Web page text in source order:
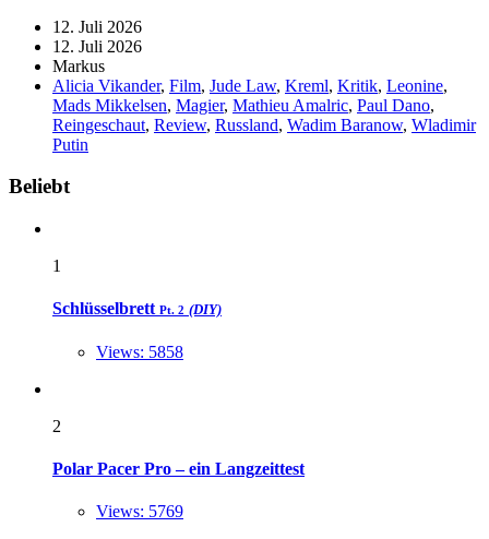
12. Juli 2026
12. Juli 2026
Markus
Alicia Vikander, Film, Jude Law, Kreml, Kritik, Leonine,
Mads Mikkelsen, Magier, Mathieu Amalric, Paul Dano,
Reingeschaut, Review, Russland, Wadim Baranow, Wladimir
Putin
Widgets
Beliebt
1
Schlüsselbrett Pt. 2 (DIY)
Views: 5858
2
Polar Pacer Pro – ein Langzeittest
Views: 5769